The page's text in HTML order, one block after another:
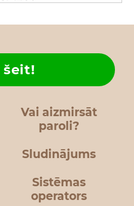
Vai aizmirsāt
paroli?
šeit!
Sludinājums
Sistēmas
operators